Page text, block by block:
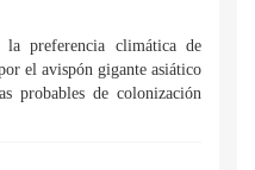
preferencia climática de
el avispón gigante asiático
probables de colonización